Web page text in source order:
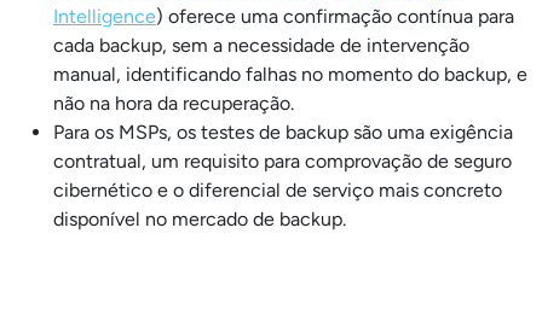
Intelligence) oferece uma confirmação contínua para
cada backup, sem a necessidade de intervenção
manual, identificando falhas no momento do backup, e
não na hora da recuperação.
Para os MSPs, os testes de backup são uma exigência
contratual, um requisito para comprovação de seguro
cibernético e o diferencial de serviço mais concreto
disponível no mercado de backup.